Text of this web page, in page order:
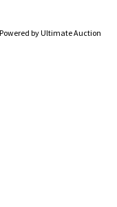
Powered by Ultimate Auction